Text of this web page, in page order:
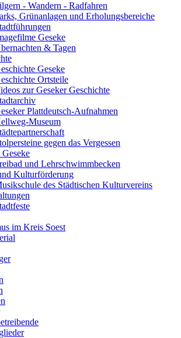
- Wandern - Radfahren
Grünanlagen und Erholungsbereiche
Geseke
& Tagen
Geseke
Ortsteile
zur Geseker Geschichte
Plattdeutsch-Aufnahmen
Museum
gegen das Vergessen
und Lehrschwimmbecken
Kulturförderung
des Städtischen Kulturvereins
im Kreis Soest